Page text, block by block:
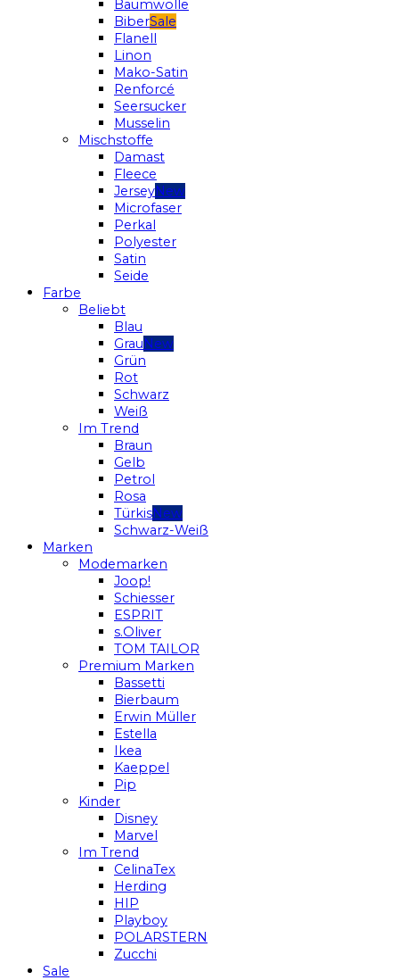
Baumwolle
Biber
Flanell
Linon
Mako-Satin
Renforcé
Seersucker
Musselin
Mischstoffe
Damast
Fleece
Jersey
Microfaser
Perkal
Polyester
Satin
Seide
Farbe
Beliebt
Blau
Grau
Grün
Rot
Schwarz
Weiß
Im Trend
Braun
Gelb
Petrol
Rosa
Türkis
Schwarz-Weiß
Marken
Modemarken
Joop!
Schiesser
ESPRIT
s.Oliver
TOM TAILOR
Premium Marken
Bassetti
Bierbaum
Erwin Müller
Estella
Ikea
Kaeppel
Pip
Kinder
Disney
Marvel
Im Trend
CelinaTex
Herding
HIP
Playboy
POLARSTERN
Zucchi
Sale